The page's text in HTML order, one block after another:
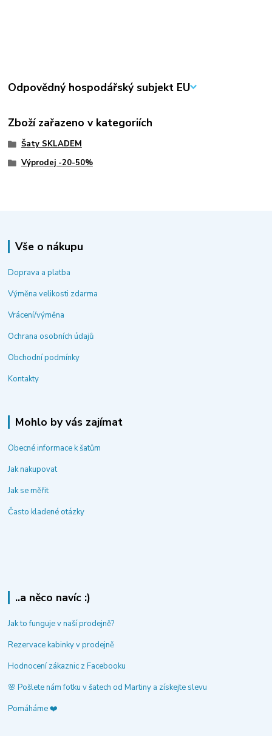
Odpovědný hospodářský subjekt EU
Zboží zařazeno v kategoriích
Šaty SKLADEM
Výprodej -20-50%
Vše o nákupu
Doprava a platba
Výměna velikosti zdarma
Vrácení/výměna
Ochrana osobních údajů
Obchodní podmínky
Kontakty
Mohlo by vás zajímat
Obecné informace k šatům
Jak nakupovat
Jak se měřit
Často kladené otázky
..a něco navíc :)
Jak to funguje v naší prodejně?
Rezervace kabinky v prodejně
Hodnocení zákaznic z Facebooku
🌸 Pošlete nám fotku v šatech od Martiny a získejte slevu
Pomáháme ❤️